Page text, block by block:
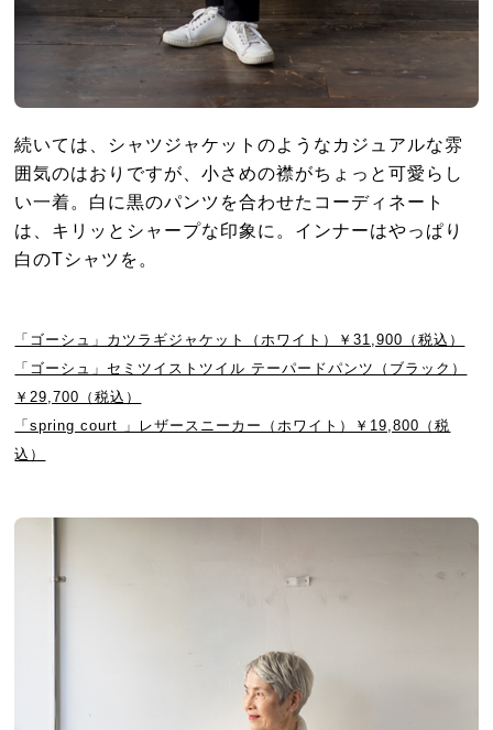
続いては、シャツジャケットのようなカジュアルな雰
囲気のはおりですが、小さめの襟がちょっと可愛らし
い一着。白に黒のパンツを合わせたコーディネート
は、キリッとシャープな印象に。インナーはやっぱり
白のTシャツを。
「ゴーシュ」カツラギジャケット（ホワイト）￥31,900（税込）
「ゴーシュ」セミツイストツイル テーパードパンツ（ブラック）
￥29,700（税込）
「spring court 」レザースニーカー（ホワイト）￥19,800（税
込）